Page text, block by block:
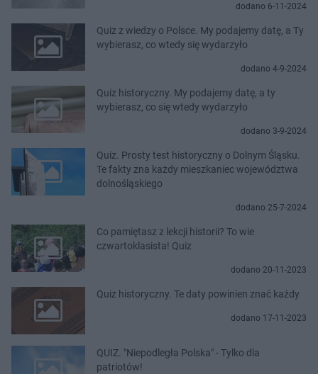
dodano 6-11-2024
Quiz z wiedzy o Polsce. My podajemy datę, a Ty
wybierasz, co wtedy się wydarzyło
dodano 4-9-2024
Quiz historyczny. My podajemy datę, a ty
wybierasz, co się wtedy wydarzyło
dodano 3-9-2024
Quiz. Prosty test historyczny o Dolnym Śląsku.
Te fakty zna każdy mieszkaniec województwa
dolnośląskiego
dodano 25-7-2024
Co pamiętasz z lekcji historii? To wie
czwartoklasista! Quiz
dodano 20-11-2023
Quiz historyczny. Te daty powinien znać każdy
dodano 17-11-2023
QUIZ. "Niepodległa Polska" - Tylko dla
patriotów!